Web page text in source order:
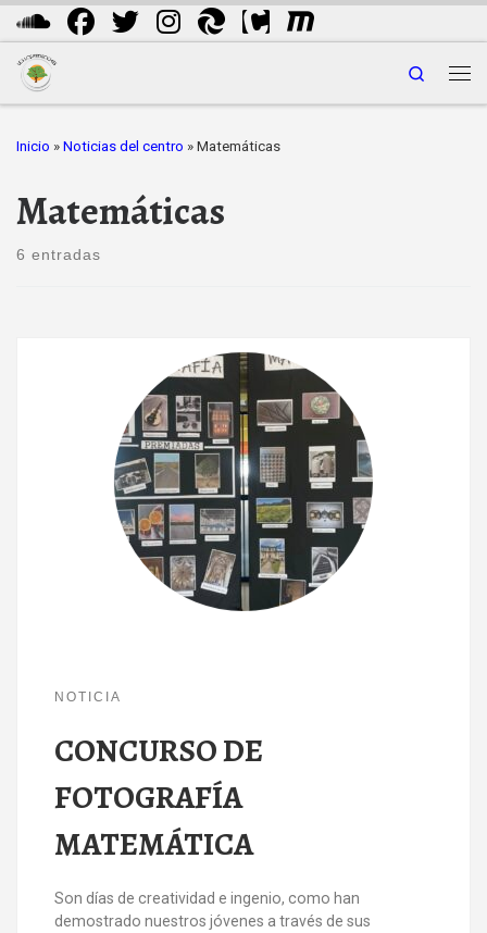
Saltar al contenido
Search
Inicio » Noticias del centro » Matemáticas
Matemáticas
6 entradas
NOTICIA
CONCURSO DE
FOTOGRAFÍA
MATEMÁTICA
Son días de creatividad e ingenio, como han
demostrado nuestros jóvenes a través de sus